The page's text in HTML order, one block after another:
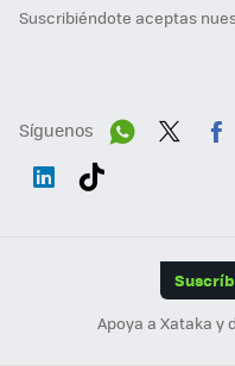
Suscribiéndote aceptas
Síguenos
Apoya a Xataka y